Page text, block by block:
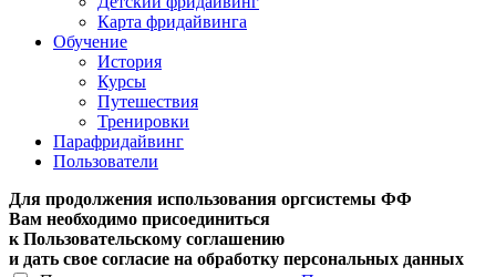
Карта фридайвинга
Обучение
История
Курсы
Путешествия
Тренировки
Парафридайвинг
Пользователи
Для продолжения использования оргсистемы ФФ
Вам необходимо присоединиться
к Пользовательскому соглашению
и дать свое согласие на обработку персональных данных